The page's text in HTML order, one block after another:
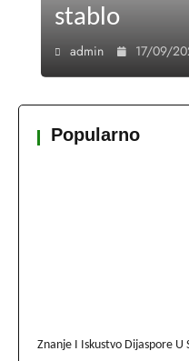
stablo
admin 17/09/
Popularno
Znanje I Iskustvo Dijaspore U